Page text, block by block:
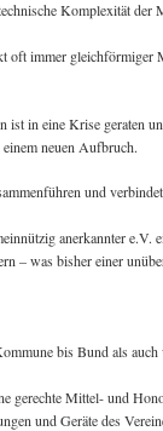
Komplexität der
oft immer
in eine Krise geraten
neuen Aufbruch.
und
anerkannter
– was bisher einer
bis Bund als
gerechte Mittel- und
und Geräte des